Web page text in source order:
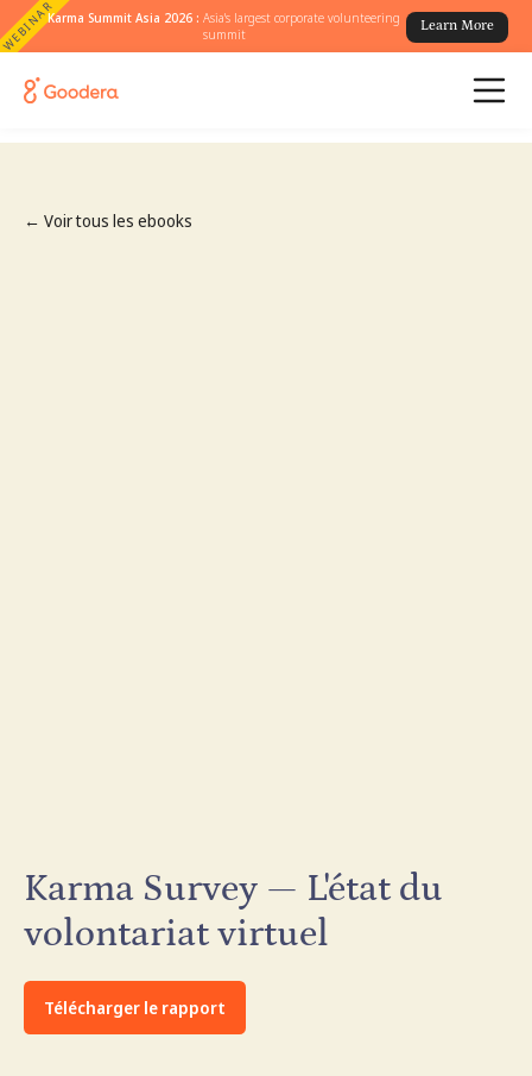
WEBINARKarma Summit Asia 2026 :Asia's largest corporate volunteering
summit
Learn More
← Voir tous les ebooks
Karma Survey — L'état du
volontariat virtuel
Télécharger le rapport